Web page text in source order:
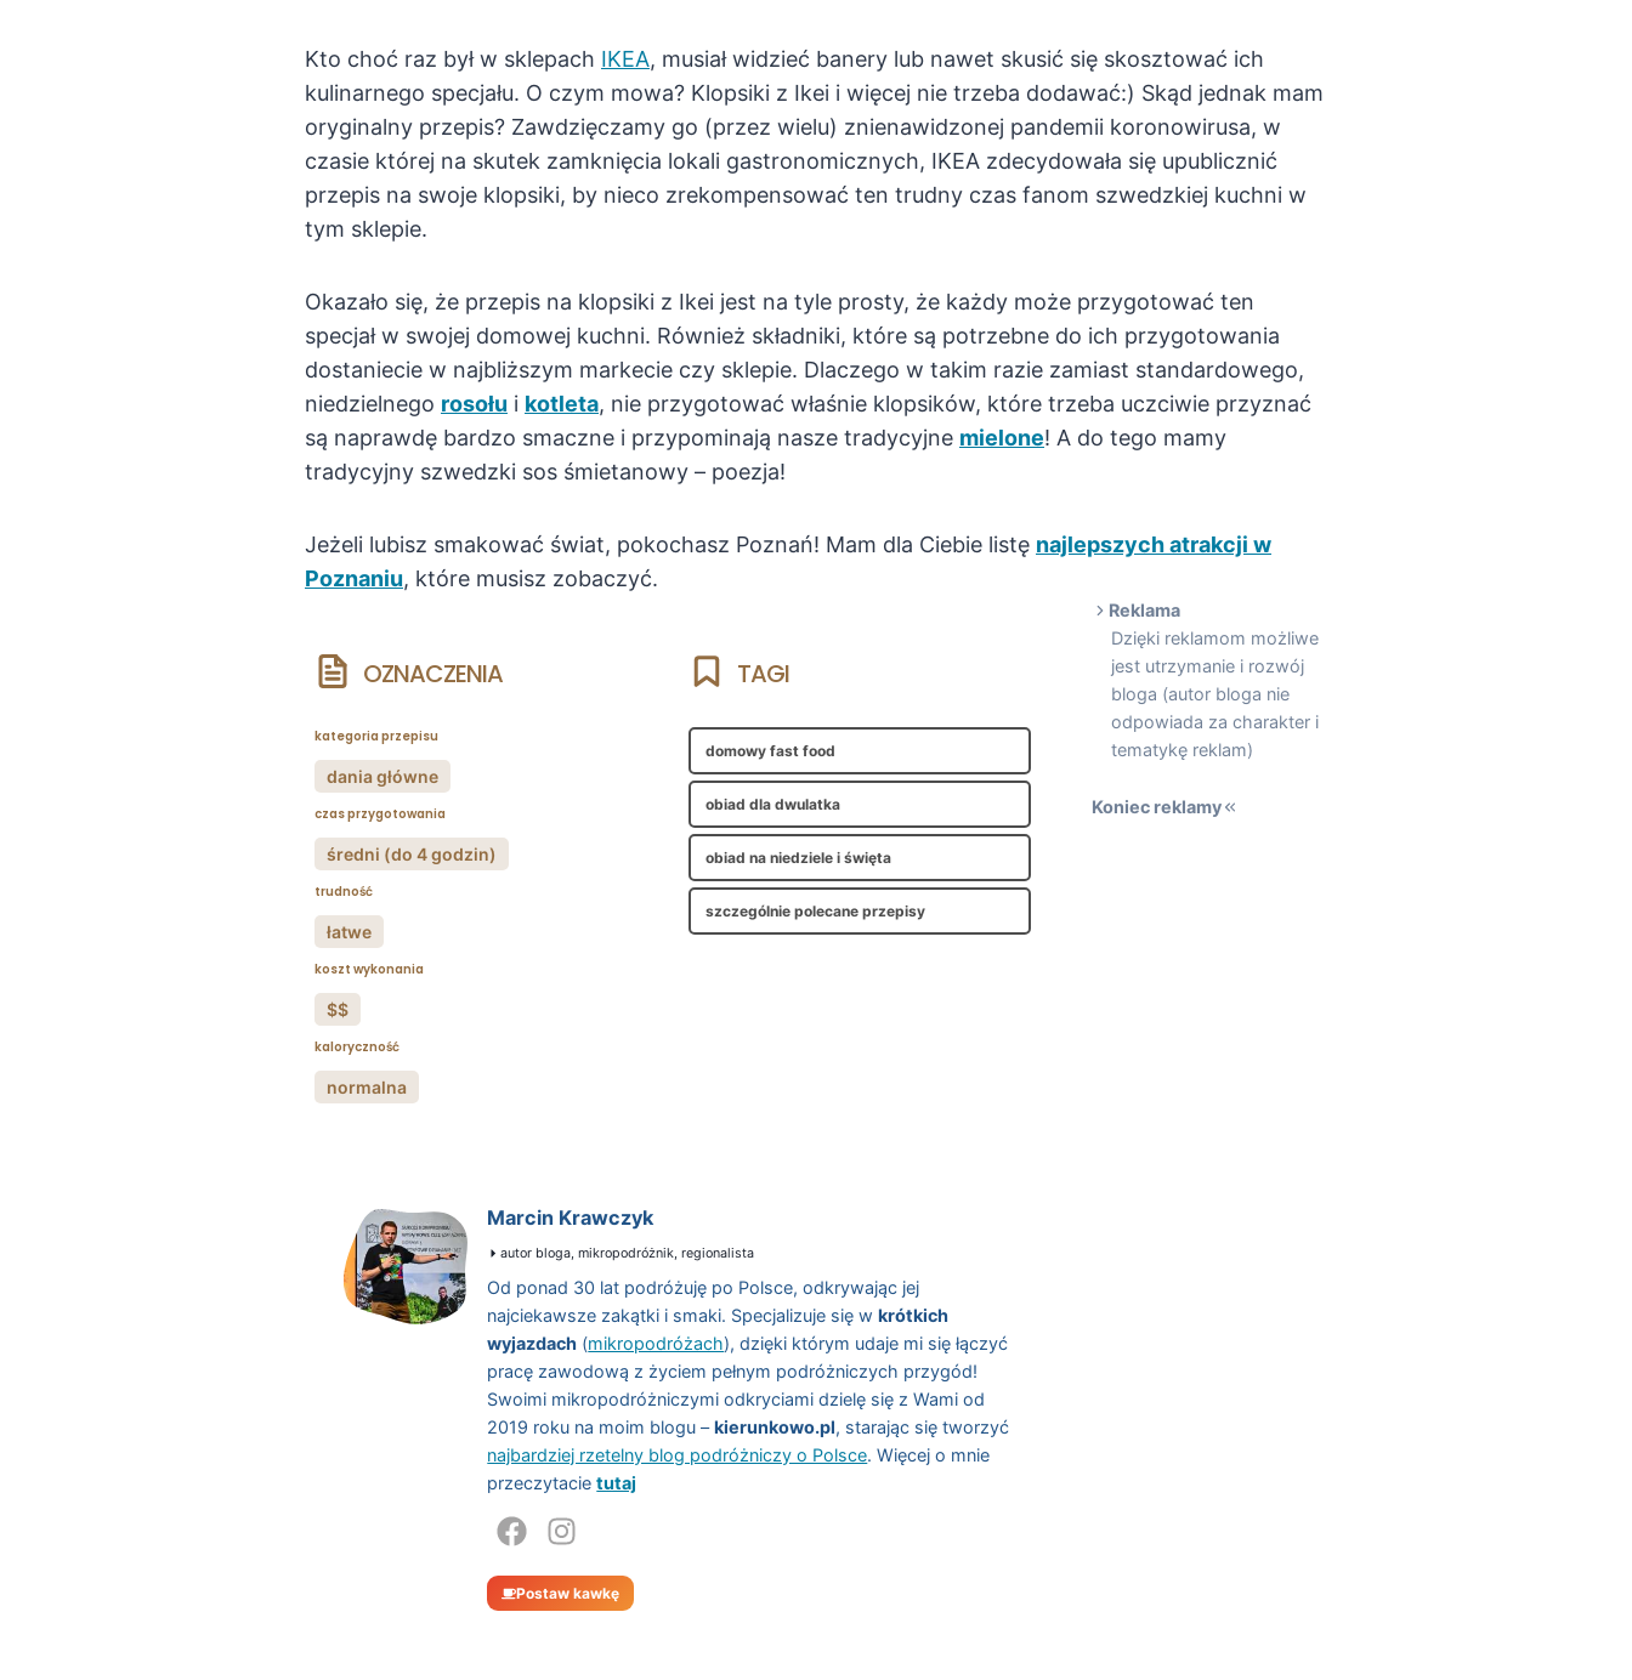
Kto choć raz był w sklepach IKEA, musiał widzieć banery lub nawet skusić się skosztować ich
kulinarnego specjału. O czym mowa? Klopsiki z Ikei i więcej nie trzeba dodawać:) Skąd jednak mam
oryginalny przepis? Zawdzięczamy go (przez wielu) znienawidzonej pandemii koronowirusa, w
czasie której na skutek zamknięcia lokali gastronomicznych, IKEA zdecydowała się upublicznić
przepis na swoje klopsiki, by nieco zrekompensować ten trudny czas fanom szwedzkiej kuchni w
tym sklepie.
Okazało się, że przepis na klopsiki z Ikei jest na tyle prosty, że każdy może przygotować ten
specjał w swojej domowej kuchni. Również składniki, które są potrzebne do ich przygotowania
dostaniecie w najbliższym markecie czy sklepie. Dlaczego w takim razie zamiast standardowego,
niedzielnego rosołu i kotleta, nie przygotować właśnie klopsików, które trzeba uczciwie przyznać
są naprawdę bardzo smaczne i przypominają nasze tradycyjne mielone! A do tego mamy
tradycyjny szwedzki sos śmietanowy – poezja!
Jeżeli lubisz smakować świat, pokochasz Poznań! Mam dla Ciebie listę najlepszych atrakcji w
Poznaniu, które musisz zobaczyć.
OZNACZENIA
kategoria przepisu
dania główne
czas przygotowania
średni (do 4 godzin)
trudność
łatwe
koszt wykonania
$$
kaloryczność
normalna
TAGI
domowy fast food
obiad dla dwulatka
obiad na niedziele i święta
szczególnie polecane przepisy
Marcin Krawczyk
autor bloga, mikropodróżnik, regionalista
Od ponad 30 lat podróżuję po Polsce, odkrywając jej
najciekawsze zakątki i smaki. Specjalizuje się wkrótkich
wyjazdach (mikropodróżach), dzięki którym udaje mi się łączyć
pracę zawodową z życiem pełnym podróżniczych przygód!
Swoimi mikropodróżniczymi odkryciami dzielę się z Wami od
2019 roku na moim blogu –kierunkowo.pl, starając się tworzyć
najbardziej rzetelny blog podróżniczy o Polsce. Więcej o mnie
przeczytacietutaj
Postaw kawkę
Reklama
Dzięki reklamom możliwe
jest utrzymanie i rozwój
bloga (autor bloga nie
odpowiada za charakter i
tematykę reklam)
Koniec reklamy